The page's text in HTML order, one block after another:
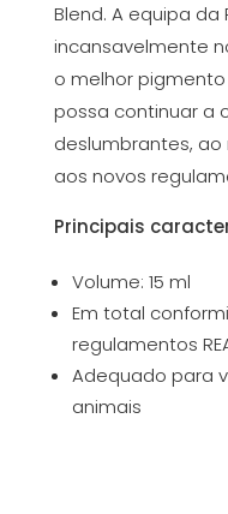
Blend. A equipa da
incansavelmente
o melhor pigmento
possa continuar a
deslumbrantes,
aos novos
Principais
Volume: 15 ml
Em total
regulamentos
Adequado para
animais